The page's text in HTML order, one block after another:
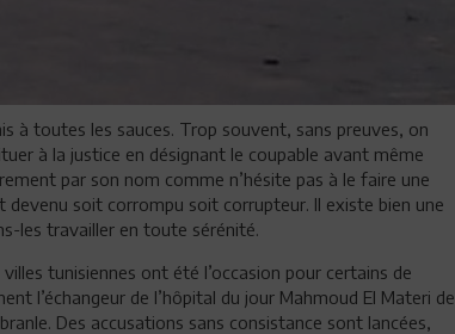
à toutes les sauces. Trop souvent, sans preuves, on
à la justice en désignant le coupable avant même
par son nom comme n’hésite pas à le faire une
soit corrompu soit corrupteur. Il existe bien une
les travailler en toute sérénité.
tunisiennes ont été l’occasion pour certains de
l’échangeur de l’hôpital du jour Mahmoud El Materi de
Des accusations sans consistance sont lancées,